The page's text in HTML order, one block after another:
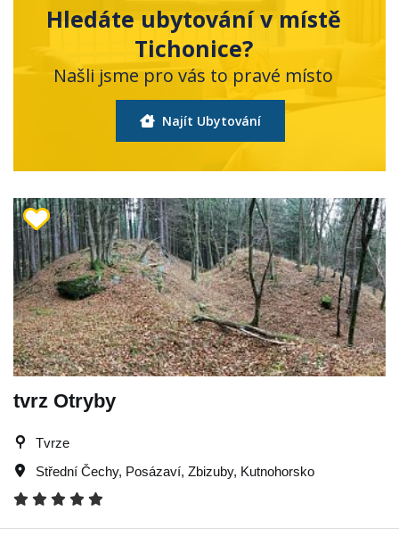
Hledáte ubytování v místě
Tichonice?
Našli jsme pro vás to pravé místo
Najít Ubytování
tvrz Otryby
Tvrze
Střední Čechy, Posázaví, Zbizuby, Kutnohorsko